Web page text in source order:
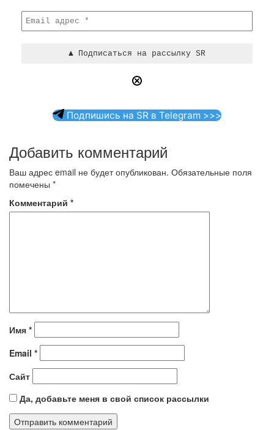
Подпишись на SR в Telegram >>>
Добавить комментарий
Ваш адрес email не будет опубликован. Обязательные поля
помечены *
Комментарий *
Имя *
Email *
Сайт
Да, добавьте меня в свой список рассылки